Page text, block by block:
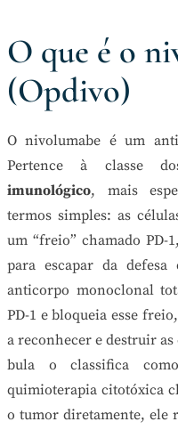
O que é o
(Opdivo)
O nivolumabe é um
Pertence à classe
imunológico, mais
termos simples: as
um “freio” chamado
para escapar da
anticorpo monoclonal
PD-1 e bloqueia esse
a reconhecer e destruir
bula o classifica
quimioterapia citotóxica
o tumor diretamente, ele